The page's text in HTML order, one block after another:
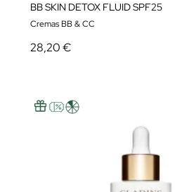
BB SKIN DETOX FLUID SPF25
Cremas BB & CC
28,20 €